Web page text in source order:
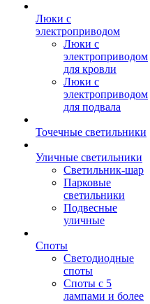
Люки с
электроприводом
Люки с
электроприводом
для кровли
Люки с
электроприводом
для подвала
Точечные светильники
Уличные светильники
Светильник-шар
Парковые
светильники
Подвесные
уличные
Споты
Светодиодные
споты
Споты с 5
лампами и более